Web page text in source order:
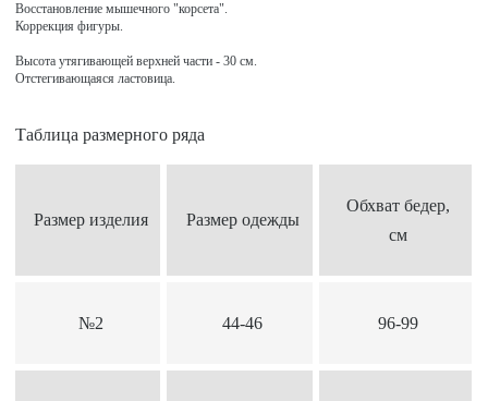
Восстановление мышечного "корсета".
Коррекция фигуры.
Высота утягивающей верхней части - 30 см.
Отстегивающаяся ластовица.
Таблица размерного ряда
Размер изделия Размер одежды
Обхват бедер,
см
№2 44-46 96-99